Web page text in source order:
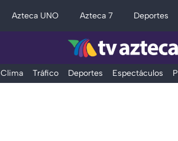
Azteca UNO Azteca 7 Deportes
Clima Tráfico Deportes Espectáculos